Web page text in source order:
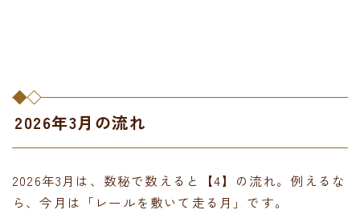
2026年3月の流れ
2026年3月は、数秘で数えると【4】の流れ。例えるな
ら、今月は「レールを敷いて走る月」です。